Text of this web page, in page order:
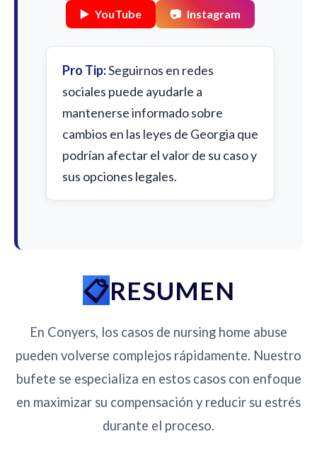
▶️ YouTube 📷 Instagram
Pro Tip:Seguirnos en redes
sociales puede ayudarle a
mantenerse informado sobre
cambios en las leyes de Georgia que
podrían afectar el valor de su caso y
sus opciones legales.
RESUMEN
En Conyers, los casos de nursing home abuse
pueden volverse complejos rápidamente. Nuestro
bufete se especializa en estos casos con enfoque
en maximizar su compensación y reducir su estrés
durante el proceso.